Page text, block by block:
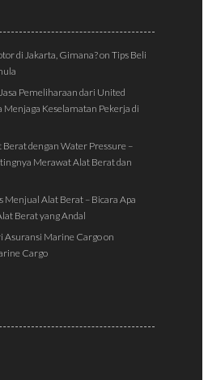
di Jakarta, Gimana?onTips Beli
Pemeliharaan dari United
Menjaga Keselamatan Pekerja di
dengan Water Pressure –
Merawat Alat Berat dan
Menjual Alat Berat – Bicara Apa
Berat yang Andal
Asuransi Marine Cargoon
Cargo